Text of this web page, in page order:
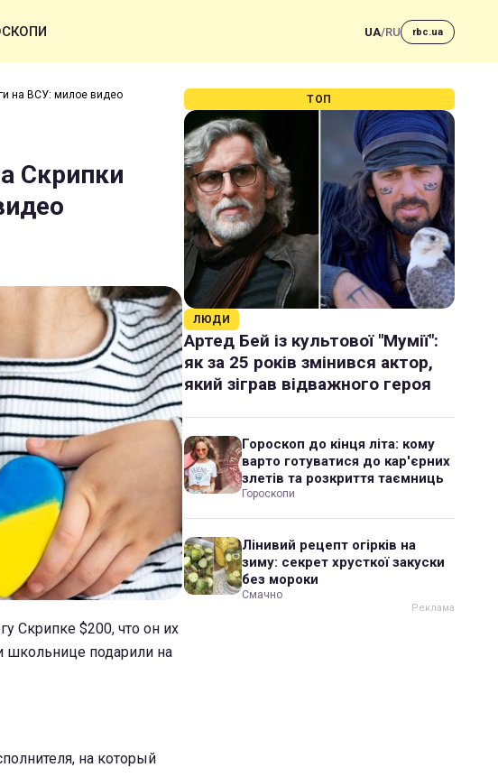
UA/RU rbc.ua
на ВСУ: милое видео
Скрипки
Скрипке $200, что он их
школьнице подарили на
на который
ТОП
ЛЮДИ
Артед Бей із культової "Мумії":
як за 25 років змінився актор,
який зіграв відважного героя
Гороскоп до кінця літа: кому
варто готуватися до кар'єрних
злетів та розкриття таємниць
Гороскопи
Лінивий рецепт огірків на
зиму: секрет хрусткої закуски
без мороки
Смачно